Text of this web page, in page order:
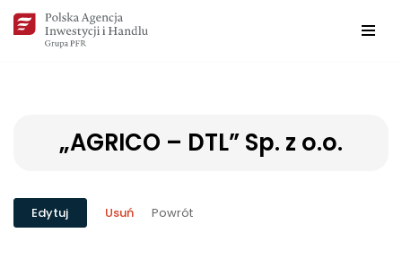
Przejdź
„AGRICO – DTL” Sp. z o.o.
Edytuj Usuń Powrót